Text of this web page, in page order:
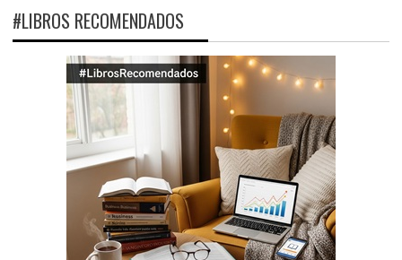
#LIBROS RECOMENDADOS